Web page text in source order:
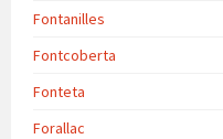
Fontanilles
Fontcoberta
Fonteta
Forallac